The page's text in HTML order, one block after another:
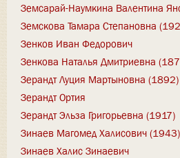
Земсарай-Наумкина Валентина
Земскова Тамара Степановна
Зенков Иван Федорович
Зенкова Наталья Дмитриевна
Зерандт Луция Мартыновна (1892)
Зерандт Ортия
Зерандт Эльза Григорьевна (1917)
Зинаев Магомед Халисович (1943)
Зинаев Халис Зинаевич